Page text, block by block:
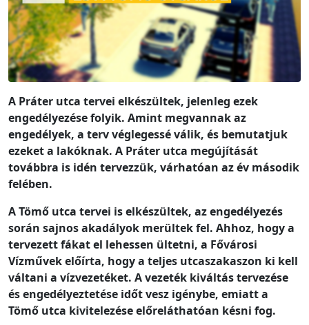
A Práter utca tervei elkészültek, jelenleg ezek
engedélyezése folyik. Amint megvannak az
engedélyek, a terv véglegessé válik, és bemutatjuk
ezeket a lakóknak. A Práter utca megújítását
továbbra is idén tervezzük, várhatóan az év második
felében.
A Tömő utca tervei is elkészültek, az engedélyezés
során sajnos akadályok merültek fel. Ahhoz, hogy a
tervezett fákat el lehessen ültetni, a Fővárosi
Vízművek előírta, hogy a teljes utcaszakaszon ki kell
váltani a vízvezetéket. A vezeték kiváltás tervezése
és engedélyeztetése időt vesz igénybe, emiatt a
Tömő utca kivitelezése előreláthatóan késni fog.